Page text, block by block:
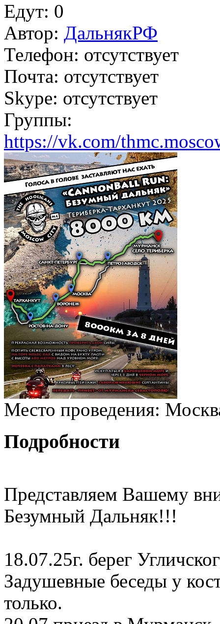
Едут: 0
Автор: ДальнякРФ
Телефон: отсутствует
Почта: отсутствует
Skype: отсутствует
Группы:
https://vk.com/
Место проведения:
Подробности
Представляем Вашему
Безумный Дальняк!!!
18.07.25г. берег
Задушевные беседы у
только.